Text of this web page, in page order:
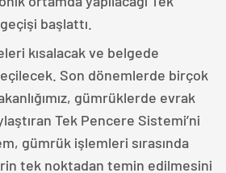
başlattı.
kısalacak ve belgede
Son dönemlerde birçok
gümrüklerde evrak
Tek Pencere Sistemi’ni
gümrük işlemleri sırasında
tek noktadan temin edilmesini